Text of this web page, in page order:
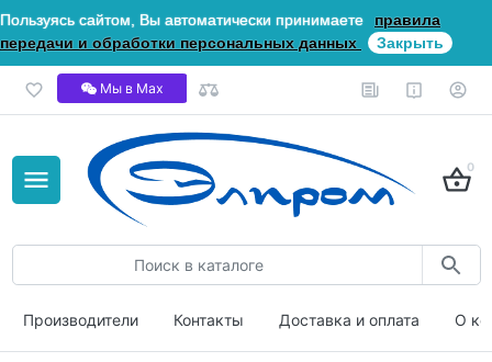
Пользуясь сайтом, Вы автоматически принимаете
правила
передачи и обработки персональных данных
Закрыть
Мы в Мах
0
Производители Контакты Доставка и оплата О